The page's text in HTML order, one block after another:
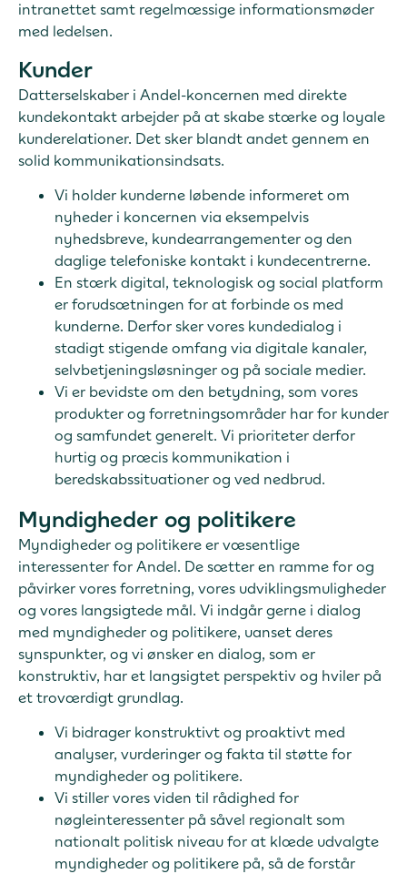
intranettet samt regelmæssige informationsmøder
med ledelsen.
Kunder
Datterselskaber i Andel-koncernen med direkte
kundekontakt arbejder på at skabe stærke og loyale
kunderelationer. Det sker blandt andet gennem en
solid kommunikationsindsats.
Vi holder kunderne løbende informeret om
nyheder i koncernen via eksempelvis
nyhedsbreve, kundearrangementer og den
daglige telefoniske kontakt i kundecentrerne.
En stærk digital, teknologisk og social platform
er forudsætningen for at forbinde os med
kunderne. Derfor sker vores kundedialog i
stadigt stigende omfang via digitale kanaler,
selvbetjeningsløsninger og på sociale medier.
Vi er bevidste om den betydning, som vores
produkter og forretningsområder har for kunder
og samfundet generelt. Vi prioriteter derfor
hurtig og præcis kommunikation i
beredskabssituationer og ved nedbrud.
Myndigheder og politikere
Myndigheder og politikere er væsentlige
interessenter for Andel. De sætter en ramme for og
påvirker vores forretning, vores udviklingsmuligheder
og vores langsigtede mål. Vi indgår gerne i dialog
med myndigheder og politikere, uanset deres
synspunkter, og vi ønsker en dialog, som er
konstruktiv, har et langsigtet perspektiv og hviler på
et troværdigt grundlag.
Vi bidrager konstruktivt og proaktivt med
analyser, vurderinger og fakta til støtte for
myndigheder og politikere.
Vi stiller vores viden til rådighed for
nøgleinteressenter på såvel regionalt som
nationalt politisk niveau for at klæde udvalgte
myndigheder og politikere på, så de forstår